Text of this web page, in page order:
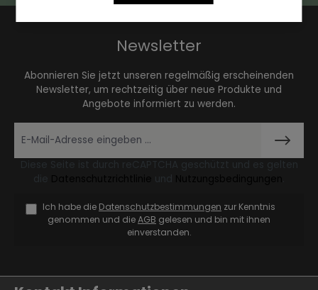
Newsletter
Abonnieren Sie jetzt unseren regelmäßig erscheinenden
Newsletter, um rechtzeitig über neue Produkte und
Angebote informiert zu werden.
Ich habe die Datenschutzbestimmungen zur Kenntnis
genommen und dieAGB gelesen und bin mit ihnen
einverstanden.